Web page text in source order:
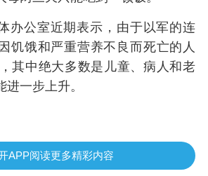
办公室近期表示，由于以军的连
饥饿和严重营养不良而死亡的人
其中绝大多数是儿童、病人和老
进一步上升。
APP阅读更多精彩内容